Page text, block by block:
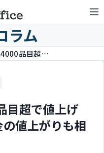
ラム
生活必需品4000品目超で値上げが実施 公共料金の値上がりも相次ぐ
目超で値上げ
値上がりも相